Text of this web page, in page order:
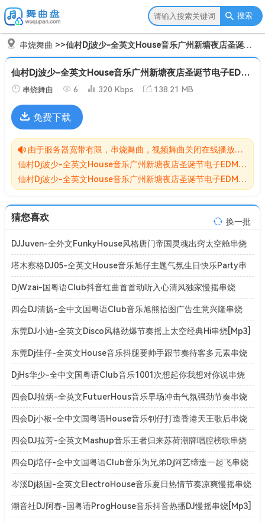
搜索
串烧舞曲 >>仙村Dj波少-全英文House音乐广州新塘夜店圣诞节电子EDM串烧[Mp3]
仙村Dj波少-全英文House音乐广州新塘夜店圣诞节电子EDM串烧[Mp3]
串烧舞曲 6 320 Kbps 138.21 MB
免费下载
由于服务器宽带有限，串烧舞曲，视频舞曲关闭在线播放功能,请转存到自己的网盘在进行播放！！！
仙村Dj波少-全英文House音乐广州新塘夜店圣诞节电子EDM串烧[Mp3]无损MP3歌曲免费下载储存于夸克网盘，夸克网盘为阿里旗下，资源转存到自己的网盘可以在线播放与下载。
仙村Dj波少-全英文House音乐广州新塘夜店圣诞节电子EDM串烧[Mp3]网盘下载收集于网络，作品版权为原作者所有。如本站有侵害到您权益的歌曲请来信告知我们，我们会立即删除侵害到您权益的内容。
猜您喜欢 换一批
DJJuven-全外文FunkyHouse风格唐门帝国灵魂出窍太空舱串烧
[Mp3]
塔木察格DJ05-全英文House音乐旭仔主题气氛生日快乐Party串
烧[Mp3]
DjWzai-国粤语Club抖音红曲首首动听入心清风独家慢摇串烧
[Mp3]
四会DJ清扬-全中文国粤语Club音乐旭熊拾图广告生意兴隆串烧
[Mp3]
东莞DJ小迪-全英文Disco风格劲爆节奏摇上太空经典Hi串烧[Mp3]
东莞Dj佳仔-全英文House音乐抖腿要帅手跟节奏待客多元素串烧
[Mp3]
DjHs华少-全中文国粤语Club音乐1001次想起你我想对你说串烧
[Mp3]
四会DJ拉炳-全英文FutuerHous音乐早场冲击气氛强劲节奏串烧
[Mp3]
四会Dj小板-全中文国粤语House音乐钊仔打造香港天王歌后串烧
[Mp3]
四会DJ拉芳-全英文Mashup音乐王者归来苏荷潮牌唱腔榜歌串烧
[Mp3]
四会Dj培仔-全中文国粤语Club音乐为兄弟Dj阿艺缔造一起飞串烧
[Mp3]
岑溪Dj杨国-全英文ElectroHouse音乐夏日热情节奏凉爽慢摇串烧
[Mp3]
潮音社DJ阿春-国粤语ProgHouse音乐抖音热播DJ慢摇串烧[Mp3]